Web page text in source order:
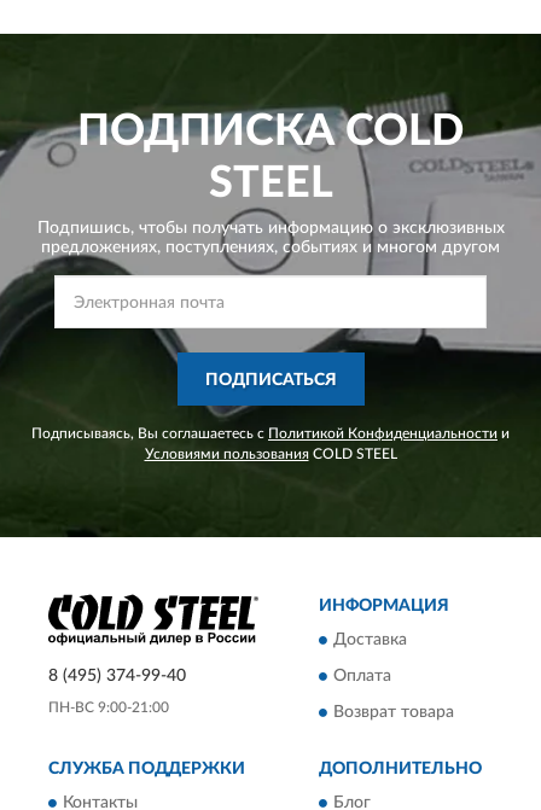
ПОДПИСКАCOLD
STEEL
Подпишись, чтобы получать информацию о эксклюзивных
предложениях, поступлениях, событиях и многом другом
ПОДПИСАТЬСЯ
Подписываясь, Вы соглашаетесь с Политикой Конфиденциальности и
Условиями пользованияCOLD STEEL
8 (495) 374-99-40
ПН-ВС 9:00-21:00
ИНФОРМАЦИЯ
Доставка
Оплата
Возврат товара
СЛУЖБА ПОДДЕРЖКИ
Контакты
ДОПОЛНИТЕЛЬНО
Блог